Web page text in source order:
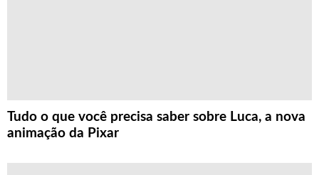
Tudo o que você precisa saber sobre Luca, a nova
animação da Pixar